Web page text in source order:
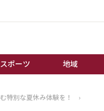
スポーツ 地域
誰もが輝いて働く社会へ
特別な夏休み体験を！ ›